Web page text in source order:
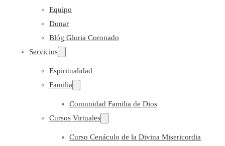
Equipo
Donar
Blóg Gloria Coronado
Servicios
Espiritualidad
Familia
Comunidad Familia de Dios
Cursos Virtuales
Curso Cenáculo de la Divina Misericordia